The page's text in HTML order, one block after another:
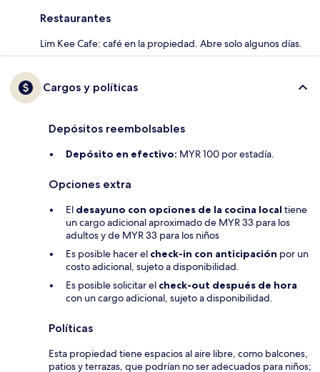
Restaurantes
Lim Kee Cafe: café en la propiedad. Abre solo algunos días.
Cargos y políticas
Depósitos reembolsables
Depósito en efectivo: MYR 100 por estadía.
Opciones extra
El desayuno con opciones de la cocina local tiene
un cargo adicional aproximado de MYR 33 para los
adultos y de MYR 33 para los niños
Es posible hacer el check-in con anticipación por un
costo adicional, sujeto a disponibilidad.
Es posible solicitar el check-out después de hora
con un cargo adicional, sujeto a disponibilidad.
Políticas
Esta propiedad tiene espacios al aire libre, como balcones,
patios y terrazas, que podrían no ser adecuados para niños;